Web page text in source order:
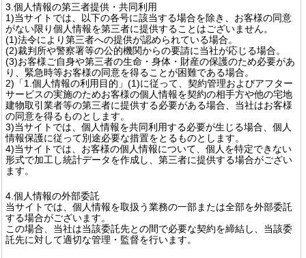
3.個人情報の第三者提供・共同利用
1)当サイトでは、以下の各号に該当する場合を除き、お客様の同意
がない限り個人情報を第三者に提供することはございません。
(1)法令により第三者への提供が認められている場合。
(2)裁判所や警察署等の公的機関からの要請に当社が応じる場合。
(3)お客様ご自身や第三者の生命・身体・財産の保護のため必要があ
り、緊急時等お客様の同意を得ることが困難である場合。
2)「1.個人情報の利用目的」(1)に従って、契約管理およびアフター
サービスの実施のためお客様の個人情報を契約の相手方や他の宅地
建物取引業者等の第三者に提供する必要がある場合、当社はお客様
の同意を得るものとします。
3)当サイトでは、個人情報を共同利用する必要が生じる場合、個人
情報保護に従って別途必要な措置をとるものとします。
4)当サイトでは、お客様の個人情報について、個人を特定できない
形式で加工し統計データを作成し、第三者に提供する場合がござい
ます。
4.個人情報の外部委託
当サイトでは、個人情報を取扱う業務の一部または全部を外部委託
する場合がございます。
この場合、当社は当該委託先との間で必要な契約を締結し、当該委
託先に対して適切な管理・監督を行います。